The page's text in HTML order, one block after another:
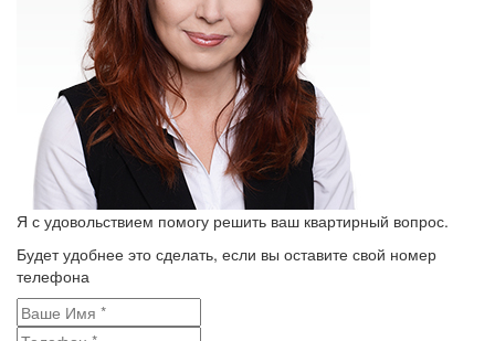
Я с удовольствием помогу решить ваш квартирный вопрос.
Будет удобнее это сделать, если вы оставите свой номер
телефона